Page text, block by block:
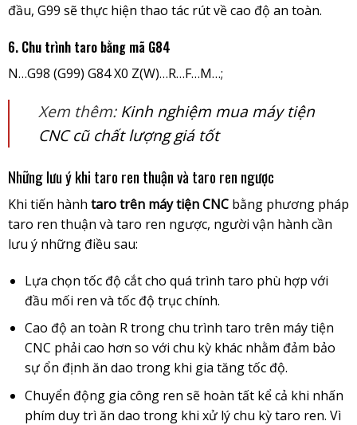
đầu, G99 sẽ thực hiện thao tác rút về cao độ an toàn.
6. Chu trình taro bằng mã G84
N…G98 (G99) G84 X0 Z(W)…R…F…M…;
Xem thêm: Kinh nghiệm mua máy tiện
CNC cũ chất lượng giá tốt
Những lưu ý khi taro ren thuận và taro ren ngược
Khi tiến hành taro trên máy tiện CNCbằng phương pháp
taro ren thuận và taro ren ngược, người vận hành cần
lưu ý những điều sau:
Lựa chọn tốc độ cắt cho quá trình taro phù hợp với
đầu mối ren và tốc độ trục chính.
Cao độ an toàn R trong chu trình taro trên máy tiện
CNC phải cao hơn so với chu kỳ khác nhằm đảm bảo
sự ổn định ăn dao trong khi gia tăng tốc độ.
Chuyển động gia công ren sẽ hoàn tất kể cả khi nhấn
phím duy trì ăn dao trong khi xử lý chu kỳ taro ren. Vì